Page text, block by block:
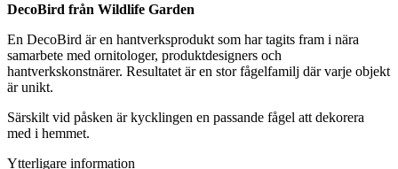
DecoBird från Wildlife Garden
En DecoBird är en hantverksprodukt som har tagits fram i nära
samarbete med ornitologer, produktdesigners och
hantverkskonstnärer. Resultatet är en stor fågelfamilj där varje objekt
är unikt.
Särskilt vid påsken är kycklingen en passande fågel att dekorera
med i hemmet.
Ytterligare information